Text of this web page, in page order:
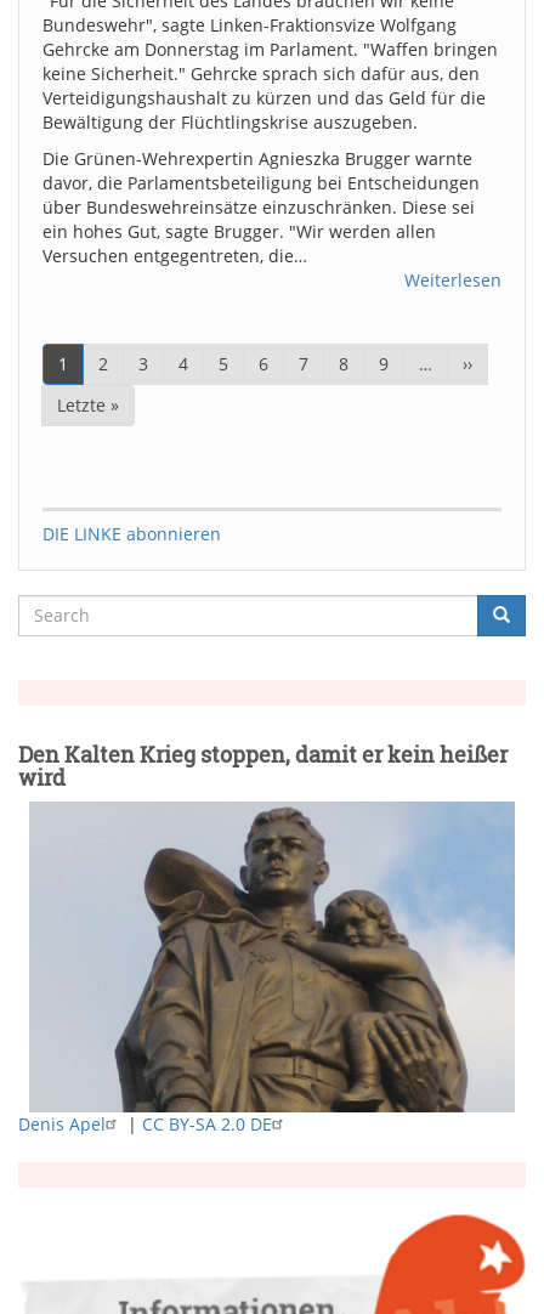
Bundeswehr", sagte Linken-Fraktionsvize Wolfgang
Gehrcke am Donnerstag im Parlament. "Waffen bringen
keine Sicherheit." Gehrcke sprach sich dafür aus, den
Verteidigungshaushalt zu kürzen und das Geld für die
Bewältigung der Flüchtlingskrise auszugeben.
Die Grünen-Wehrexpertin Agnieszka Brugger warnte
davor, die Parlamentsbeteiligung bei Entscheidungen
über Bundeswehreinsätze einzuschränken. Diese sei
ein hohes Gut, sagte Brugger. "Wir werden allen
Versuchen entgegentreten, die…
Weiterlesen
Seitennummerierung
Aktuelle
Seite
1 Page
2 Page
3 Page
4 Page
5 Page
6 Page
7 Page
8 Page
9 …
Nächste
Seite
››
Letzte
Seite
Letzte »
DIE LINKE abonnieren
Suche
Search
Den Kalten Krieg stoppen, damit er kein heißer
wird
Denis Apel | CC BY-SA 2.0 DE